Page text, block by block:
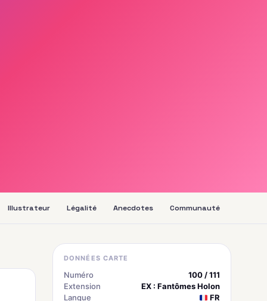
Illustrateur Légalité Anecdotes Communauté
DONNÉES CARTE
Numéro
100 / 111
Extension
EX : Fantômes Holon
Langue
FR